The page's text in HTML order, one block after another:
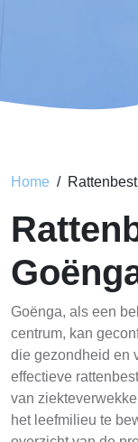
Home
Goënga, als een
centrum, kan
die gezondheid en
effectieve
van
het leefmilieu te